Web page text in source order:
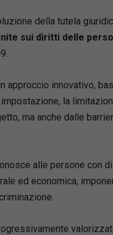
Avvocato, docente
assicurazioni
Certificazione
Luigi Vanvitelli.
Provincia di
della tutela
sui diritti delle
approccio innovativo,
la
ma anche dalle
alle persone con
ed economica,